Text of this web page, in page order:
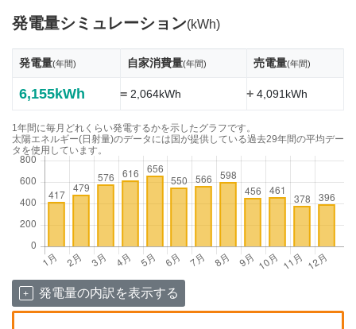
発電量シミュレーション(kWh)
発電量(年間) 自家消費量(年間) 売電量(年間)
6,155kWh =2,064kWh +4,091kWh
1年間に毎月どれくらい発電するかを示したグラフです。
太陽エネルギー(日射量)のデータには国が提供している過去29年間の平均デー
タを使用しています。
発電量の内訳を表示する